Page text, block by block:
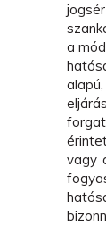
a
vagy